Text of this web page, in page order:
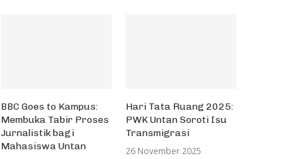
BBC Goes to Kampus:
Membuka Tabir Proses
Jurnalistik bagi
Mahasiswa Untan
Hari Tata Ruang 2025:
PWK Untan Soroti Isu
Transmigrasi
26 November 2025